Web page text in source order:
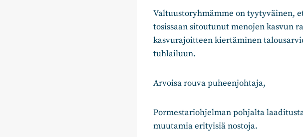
Valtuustoryhmämme on tyytyväinen,
tosissaan sitoutunut menojen kasvun
kasvurajoitteen kiertäminen
tuhlailuun.
Arvoisa rouva puheenjohtaja,
Pormestariohjelman pohjalta
muutamia erityisiä nostoja.